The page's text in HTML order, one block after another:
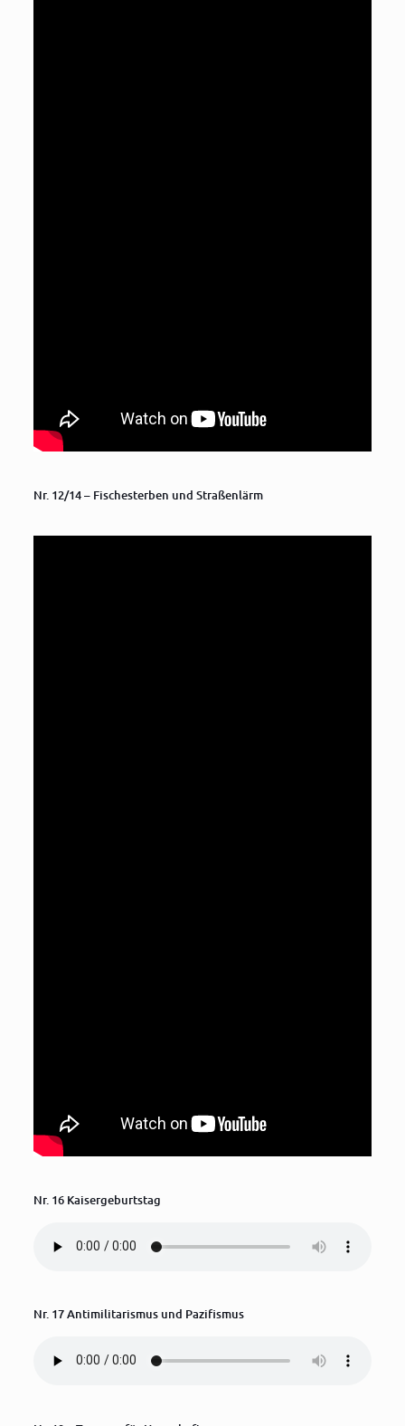
Nr. 12/14 – Fischesterben und Straßenlärm
Nr. 16 Kaisergeburtstag
Nr. 17 Antimilitarismus und Pazifismus